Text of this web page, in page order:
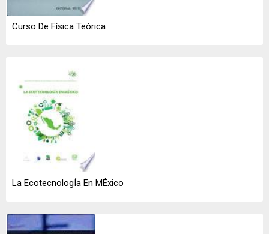
Curso De Física Teórica
La EcotecnologÍa En MÉxico